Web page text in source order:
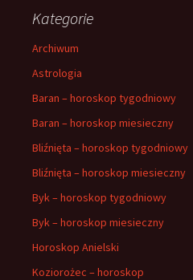
Kategorie
Archiwum
Astrologia
Baran – horoskop tygodniowy
Baran – horoskop miesieczny
Bliźnięta – horoskop tygodniowy
Bliźnięta – horoskop miesieczny
Byk – horoskop tygodniowy
Byk – horoskop miesieczny
Horoskop Anielski
Koziorożec – horoskop